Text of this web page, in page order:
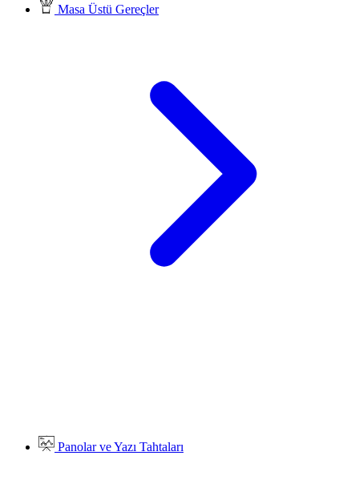
Masa Üstü Gereçler
Panolar ve Yazı Tahtaları